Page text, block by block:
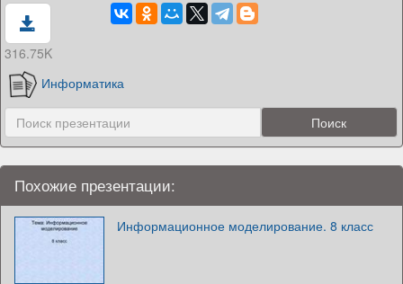
316.75K
Информатика
Похожие презентации:
Информационное моделирование. 8 класс